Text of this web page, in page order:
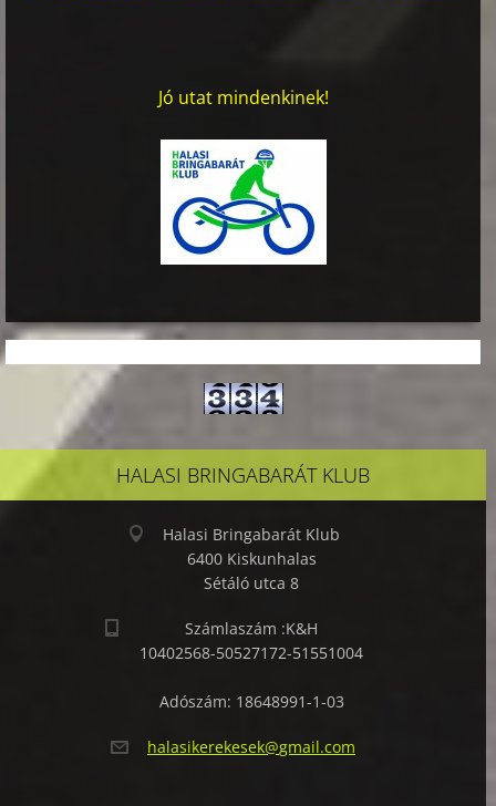
Jó utat mindenkinek!
HALASI BRINGABARÁT KLUB
Halasi Bringabarát Klub
6400 Kiskunhalas
Sétáló utca 8
Számlaszám :K&H
10402568-50527172-51551004
Adószám: 18648991-1-03
halasikerekesek@gmail.com